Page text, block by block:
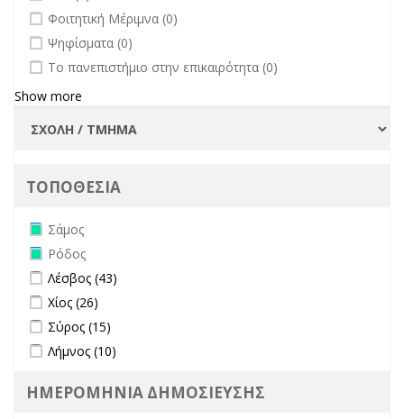
undefined
Φοιτητική Μέριμνα (0)
undefined
Ψηφίσματα (0)
undefined
Το πανεπιστήμιο στην επικαιρότητα (0)
Show more
ΤΟΠΟΘΕΣΙΑ
Remove Σάμος filter
Σάμος
Remove Ρόδος filter
Ρόδος
Apply Λέσβος filter
Λέσβος (43)
Apply Χίος filter
Χίος (26)
Apply Σύρος filter
Σύρος (15)
Apply Λήμνος filter
Λήμνος (10)
ΗΜΕΡΟΜΗΝΙΑ ΔΗΜΟΣΙΕΥΣΗΣ